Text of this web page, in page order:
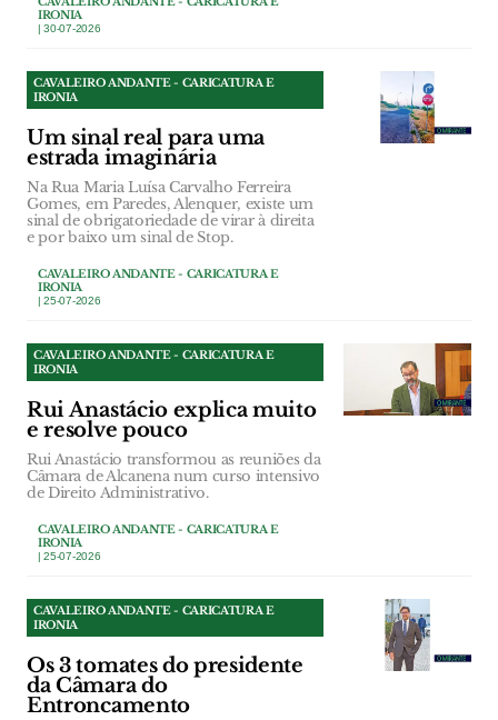
IRONIA
| 30-07-2026
CAVALEIRO ANDANTE - CARICATURA E
IRONIA
Um sinal real para uma
estrada imaginária
Na Rua Maria Luísa Carvalho Ferreira
Gomes, em Paredes, Alenquer, existe um
sinal de obrigatoriedade de virar à direita
e por baixo um sinal de Stop.
CAVALEIRO ANDANTE - CARICATURA E
IRONIA
| 25-07-2026
CAVALEIRO ANDANTE - CARICATURA E
IRONIA
Rui Anastácio explica muito
e resolve pouco
Rui Anastácio transformou as reuniões da
Câmara de Alcanena num curso intensivo
de Direito Administrativo.
CAVALEIRO ANDANTE - CARICATURA E
IRONIA
| 25-07-2026
CAVALEIRO ANDANTE - CARICATURA E
IRONIA
Os 3 tomates do presidente
da Câmara do
Entroncamento